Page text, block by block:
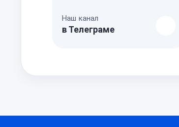
Наш канал
в Телеграме